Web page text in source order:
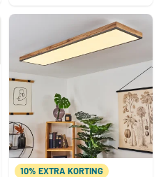
10% EXTRA KORTING